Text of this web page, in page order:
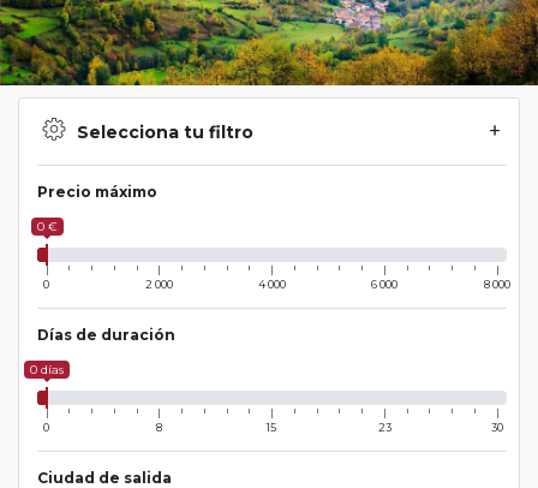
Selecciona tu filtro
Precio máximo
0 €
0 2 000 4 000 6 000 8 000
Días de duración
0 días
0 8 15 23 30
Ciudad de salida